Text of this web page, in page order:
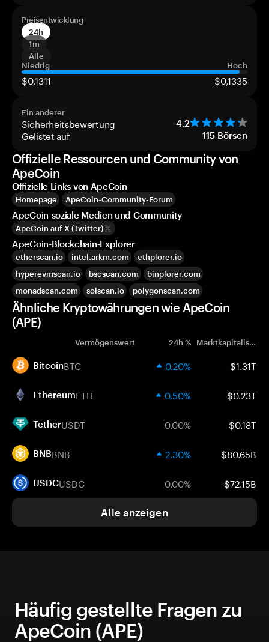
Preisentwicklung
24h
1m
Alle
Niedrig
Hoch
$0,1311 $0,1335
Ein anderer
Sicherheitsbewertung 4.2
Gelistet auf 115 Börsen
Offizielle Ressourcen und Community von
ApeCoin
Offizielle Links von ApeCoin
Homepage ApeCoin-Community-Forum
ApeCoin-soziale Medien und Community
ApeCoin auf X (Twitter)
ApeCoin-Blockchain-Explorer
etherscan.io intel.arkm.com
ethplorer.io
hyperevmscan.io
bscscan.com
binplorer.com
monadscan.com
solscan.io polygonscan.com
Ähnliche Kryptowährungen wie ApeCoin
(APE)
Vermögenswert 24h % Marktkapitalisierung
BitcoinBTC 0.20% $1.31T
EthereumETH 0.50% $0.23T
TetherUSDT 0.00% $0.18T
BNBBNB 2.30% $80.65B
USDCUSDC 0.00% $72.15B
Alle anzeigen
Häufig gestellte Fragen zu
ApeCoin (APE)